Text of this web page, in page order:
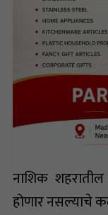
नाशिक
होणार नसल्याचे